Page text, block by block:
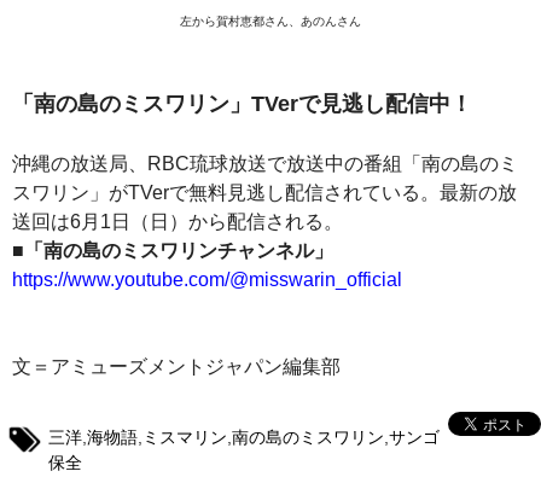
左から賀村恵都さん、あのんさん
「南の島のミスワリン」TVerで見逃し配信中！
沖縄の放送局、RBC琉球放送で放送中の番組「南の島のミ
スワリン」がTVerで無料見逃し配信されている。最新の放
送回は6月1日（日）から配信される。
■「南の島のミスワリンチャンネル」
https://www.youtube.com/@misswarin_official
文＝アミューズメントジャパン編集部
三洋,海物語, ミスマリン,南の島のミスワリン,サンゴ
保全